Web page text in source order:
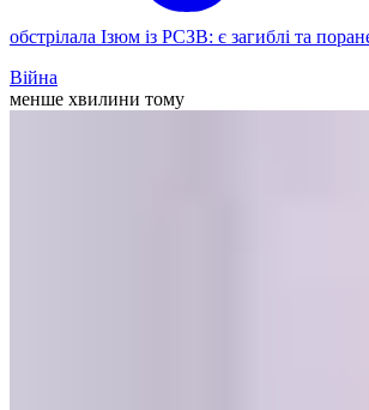
обстрілала Ізюм із РСЗВ: є загиблі та
Війна
менше хвилини тому